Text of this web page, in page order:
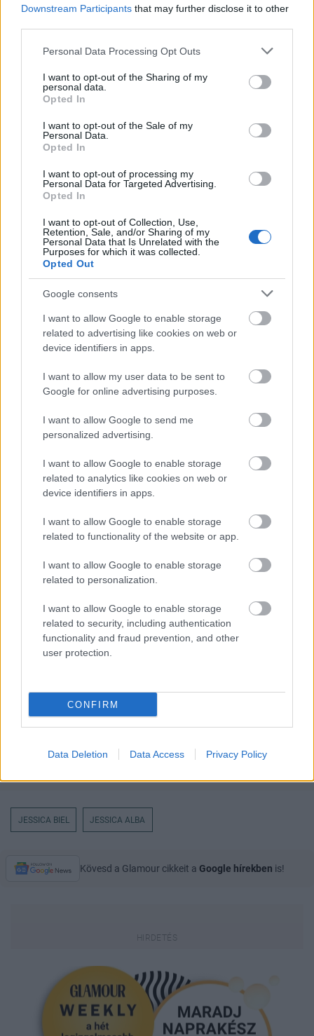
Downstream Participants that may further disclose it to other
Please note that this website/app uses one or more Google
not limited to your visit or usage behaviour. You may click to
grant or deny consent to Google and its third-party tags to
use your data for below specified purposes in below Google
consent section.
Personal Data Processing Opt Outs
I want to opt-out of the Sharing of my
personal data.
Opted In
I want to opt-out of the Sale of my
Personal Data.
Opted In
I want to opt-out of processing my
Personal Data for Targeted Advertising.
Opted In
I want to opt-out of Collection, Use,
Retention, Sale, and/or Sharing of my
Personal Data that Is Unrelated with the
Purposes for which it was collected.
Opted Out
Google consents
I want to allow Google to enable storage
related to advertising like cookies on web or
device identifiers in apps.
I want to allow my user data to be sent to
Google for online advertising purposes.
I want to allow Google to send me
personalized advertising.
I want to allow Google to enable storage
related to analytics like cookies on web or
device identifiers in apps.
I want to allow Google to enable storage
related to functionality of the website or app.
I want to allow Google to enable storage
related to personalization.
I want to allow Google to enable storage
related to security, including authentication
functionality and fraud prevention, and other
user protection.
CONFIRM
Data Deletion Data Access Privacy Policy
Jessica Alba és Jessica Biel
Fotó:Instagram
Jessica Alba
Instagram
Ugye milyen édesek?
Megosztás
Küldés
Messengeren
Itt állíthatod be, hogy a Google
glamour.hu cikkeit
JESSICA BIEL JESSICA ALBA
Kövesd a Glamour cikkeit a Google hírekben is!